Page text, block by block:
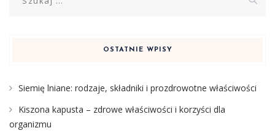
OSTATNIE WPISY
Siemię lniane: rodzaje, składniki i prozdrowotne właściwości
Kiszona kapusta – zdrowe właściwości i korzyści dla
organizmu